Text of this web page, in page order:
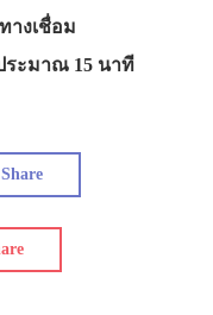
างเชื่อม
ระมาณ 15 นาที
Share